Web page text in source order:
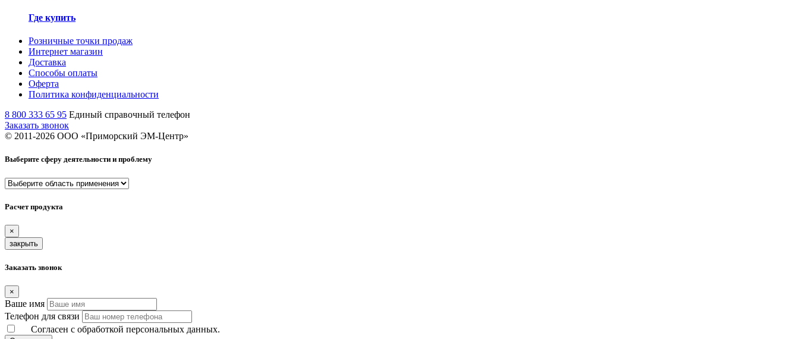
Где купить
Розничные точки продаж
Интернет магазин
Доставка
Способы оплаты
Оферта
Политика конфиденциальности
8 800 333 65 95 Единый справочный телефон
Заказать звонок
© 2011-2026 ООО «Приморский ЭМ-Центр»
Выберите сферу деятельности и проблему
Расчет продукта
×
закрыть
Заказать звонок
×
Ваше имя
Телефон для связи
Согласен с обработкой персональных данных.